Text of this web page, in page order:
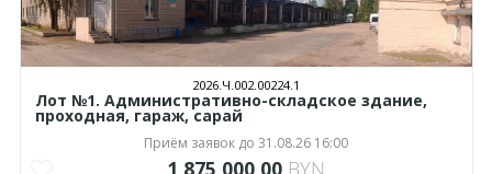
2026.Ч.002.00224.1
Лот №1. Административно-складское здание,
проходная, гараж, сарай
Приём заявок до 31.08.26 16:00